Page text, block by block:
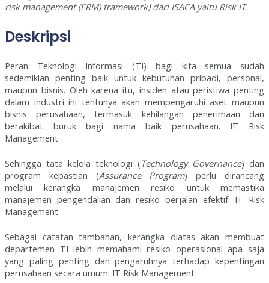
risk management (ERM) framework) dari ISACA yaitu Risk IT.
Deskripsi
Peran Teknologi Informasi (TI) bagi kita semua sudah
sedemikian penting baik untuk kebutuhan pribadi, personal,
maupun bisnis. Oleh karena itu, insiden atau peristiwa penting
dalam industri ini tentunya akan mempengaruhi aset maupun
bisnis perusahaan, termasuk kehilangan penerimaan dan
berakibat buruk bagi nama baik perusahaan. IT Risk
Management
Sehingga tata kelola teknologi (Technology Governance) dan
program kepastian (Assurance Program) perlu dirancang
melalui kerangka manajemen resiko untuk memastika
manajemen pengendalian dan resiko berjalan efektif. IT Risk
Management
Sebagai catatan tambahan, kerangka diatas akan membuat
departemen TI lebih memahami resiko operasional apa saja
yang paling penting dan pengaruhnya terhadap kepentingan
perusahaan secara umum. IT Risk Management